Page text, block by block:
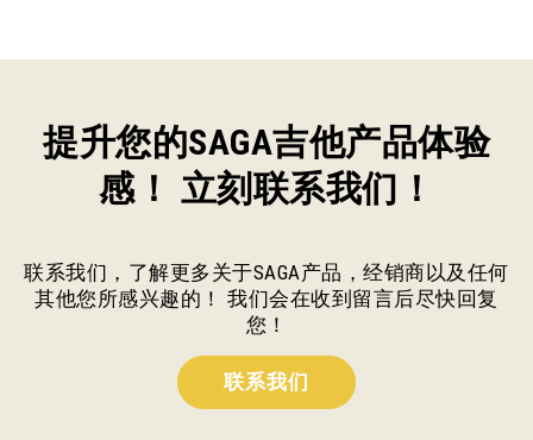
提升您的SAGA吉他产品体验
感！ 立刻联系我们！
联系我们，了解更多关于SAGA产品，经销商以及任何
其他您所感兴趣的！ 我们会在收到留言后尽快回复
您！
联系我们